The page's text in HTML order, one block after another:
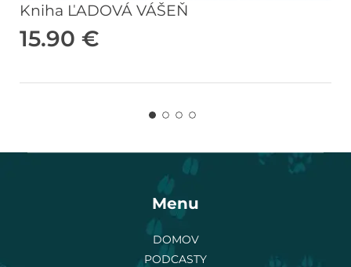
Kniha ĽADOVÁ VÁŠEŇ
15.90 €
Menu
DOMOV
PODCASTY